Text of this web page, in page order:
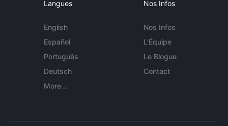
Langues
English
Español
Português
Deutsch
More...
Nos Infos
Nos Infos
L'Équipe
Le Blogue
Contact